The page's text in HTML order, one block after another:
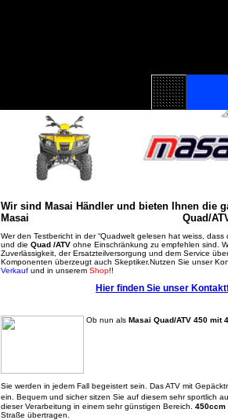
Wir sind Masai Händler und bieten Ihnen die
Masai Quad/
Wer den Testbericht in der “Quadwelt gelesen hat weiss,
und die Quad /ATV ohne Einschränkung zu empfehlen sind.
Zuverlässigkeit, der Ersatzteilversorgung und dem Service
Komponenten überzeugt auch Skeptiker.Nutzen Sie unser
Verkauf und in unserem Shop!!
Hier finden Sie unser
Ob nun als Masai Quad/ATV 450 mit
Sie werden in jedem Fall begeistert sein. Das ATV mit
ein. Bequem und sicher sitzen Sie auf diesem sehr sportlich
dieser Verarbeitung in einem sehr günstigen Bereich. 450ccm
Straße übertragen.